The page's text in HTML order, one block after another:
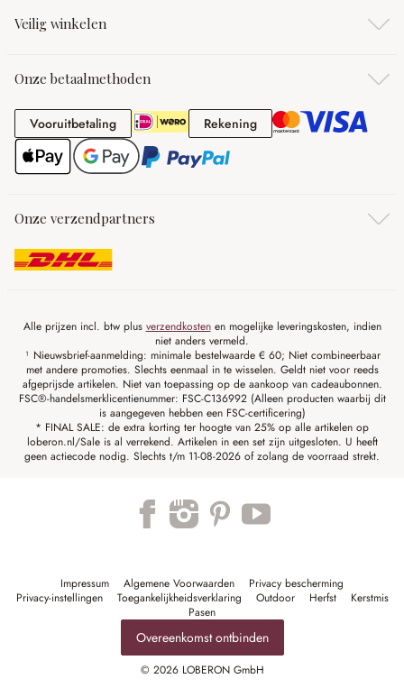
Veilig winkelen
Onze betaalmethoden
VooruitbetalingVooruitbetaling RekeningRekening
Onze verzendpartners
Alle prijzen incl. btw plus verzendkostenen mogelijke leveringskosten, indien
niet anders vermeld.
¹ Nieuwsbrief-aanmelding: minimale bestelwaarde € 60; Niet combineerbaar
met andere promoties. Slechts eenmaal in te wisselen. Geldt niet voor reeds
afgeprijsde artikelen. Niet van toepassing op de aankoop van cadeaubonnen.
FSC®-handelsmerklicentienummer: FSC-C136992 (Alleen producten waarbij dit
is aangegeven hebben een FSC-certificering)
* FINAL SALE: de extra korting ter hoogte van 25% op alle artikelen op
loberon.nl/Sale is al verrekend. Artikelen in een set zijn uitgesloten. U heeft
geen actiecode nodig. Slechts t/m 11-08-2026 of zolang de voorraad strekt.
Impressum Algemene Voorwaarden
Privacy bescherming
Privacy-instellingen
Toegankelijkheidsverklaring Outdoor Herfst
Kerstmis
Pasen
Overeenkomst ontbinden
© 2026 LOBERON GmbH